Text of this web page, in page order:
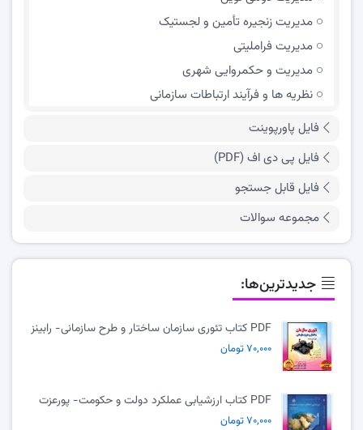
مدیریت زنجیره تأمین و لجستیک
مدیریت فراملیتی
مدیریت و حکمروایی شهری
نظریه ها و فرآیند ارتباطات سازمانی
فایل پاورپوینت
فایل پی دی اف (PDF)
فایل قابل جستجو
مجموعه سوالات
جدیدترین‌ها:
PDF کتاب تئوری سازمان ساختار و طرح سازمانی- رابینز
۷۰,۰۰۰ تومان
PDF کتاب ارزشیابی عملکرد دولت و حکومت- پورعزت
۷۰,۰۰۰ تومان